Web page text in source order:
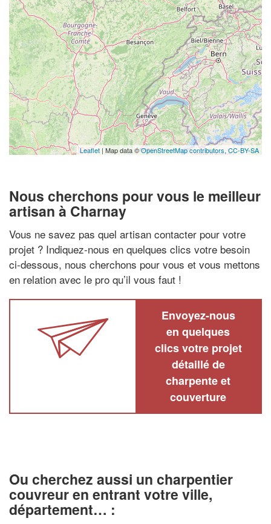
Leaflet | Map data ©OpenStreetMap contributors, CC-BY-SA
Nous cherchons pour vous le meilleur
artisan à Charnay
Vous ne savez pas quel artisan contacter pour votre
projet ? Indiquez-nous en quelques clics votre besoin
ci-dessous, nous cherchons pour vous et vous mettons
en relation avec le pro qu’il vous faut !
Envoyez-nous
en quelques
clics votre projet
détaillé de
charpente et
couverture
Ou cherchez aussi un charpentier
couvreur en entrant votre ville,
département… :